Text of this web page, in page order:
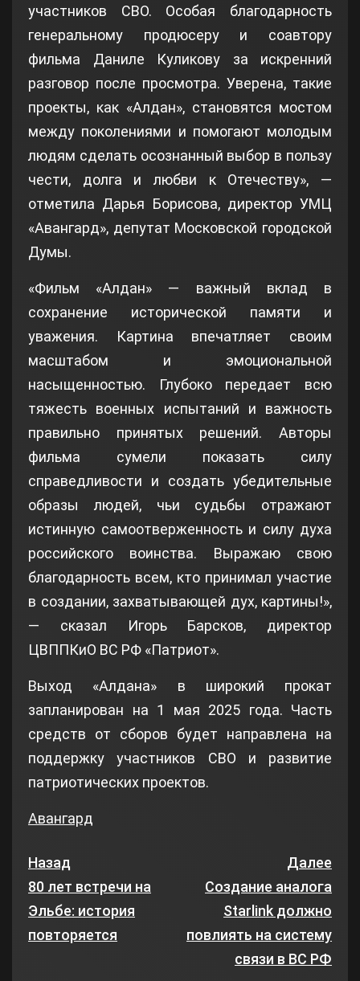
участников СВО. Особая благодарность
генеральному продюсеру и соавтору
фильма Даниле Куликову за искренний
разговор после просмотра. Уверена, такие
проекты, как «Алдан», становятся мостом
между поколениями и помогают молодым
людям сделать осознанный выбор в пользу
чести, долга и любви к Отечеству», —
отметила Дарья Борисова, директор УМЦ
«Авангард», депутат Московской городской
Думы.
«Фильм «Алдан» — важный вклад в
сохранение исторической памяти и
уважения. Картина впечатляет своим
масштабом и эмоциональной
насыщенностью. Глубоко передает всю
тяжесть военных испытаний и важность
правильно принятых решений. Авторы
фильма сумели показать силу
справедливости и создать убедительные
образы людей, чьи судьбы отражают
истинную самоотверженность и силу духа
российского воинства. Выражаю свою
благодарность всем, кто принимал участие
в создании, захватывающей дух, картины!»,
— сказал Игорь Барсков, директор
ЦВППКиО ВС РФ «Патриот».
Выход «Алдана» в широкий прокат
запланирован на 1 мая 2025 года. Часть
средств от сборов будет направлена на
поддержку участников СВО и развитие
патриотических проектов.
Авангард
Назад
80 лет встречи на
Эльбе: история
повторяется
Далее
Создание аналога
Starlink должно
повлиять на систему
связи в ВС РФ